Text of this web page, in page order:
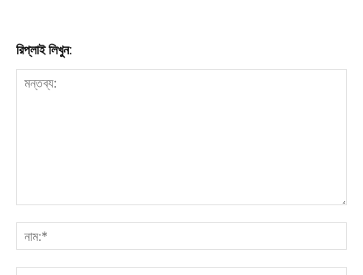
রিপ্লাই লিখুন: